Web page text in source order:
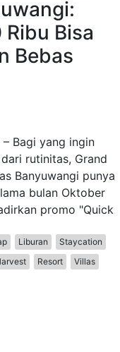
Bisa
Bebas
Bagi yang ingin
rutinitas, Grand
Banyuwangi punya
bulan Oktober
promo "Quick
Liburan
Staycation
Resort
Villas